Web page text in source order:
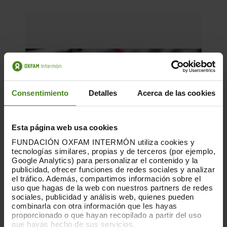
Consentimiento Detalles Acerca de las cookies
Esta página web usa cookies
FUNDACIÓN OXFAM INTERMÓN utiliza cookies y
tecnologías similares, propias y de terceros (por ejemplo,
Google Analytics) para personalizar el contenido y la
publicidad, ofrecer funciones de redes sociales y analizar
el tráfico. Además, compartimos información sobre el
uso que hagas de la web con nuestros partners de redes
sociales, publicidad y análisis web, quienes pueden
combinarla con otra información que les hayas
proporcionado o que hayan recopilado a partir del uso
que hayas hecho de sus servicios.
16.06.2026